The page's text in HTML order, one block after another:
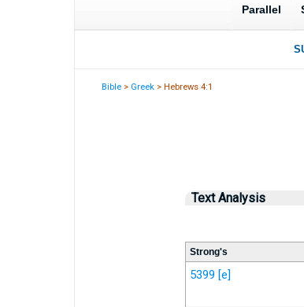
Bible > Greek > Hebrews 4:1
Text Analysis
Strong's
5399 [e]